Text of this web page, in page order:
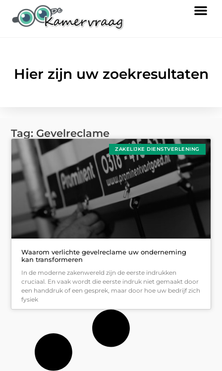
Hier zijn uw zoekresultaten
Tag: Gevelreclame
ZAKELIJKE DIENSTVERLENING
Waarom verlichte gevelreclame uw onderneming
kan transformeren
In de moderne zakenwereld zijn de eerste indrukken
cruciaal. En vaak wordt die eerste indruk niet gemaakt door
een handdruk of een gesprek, maar door hoe uw bedrijf zich
fysiek